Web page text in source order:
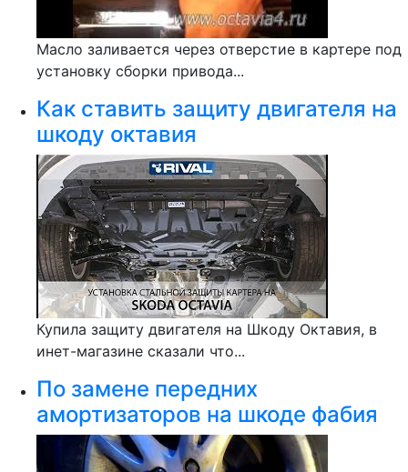
Масло заливается через отверстие в картере под
установку сборки привода...
Как ставить защиту двигателя на
шкоду октавия
Купила защиту двигателя на Шкоду Октавия, в
инет-магазине сказали что...
По замене передних
амортизаторов на шкоде фабия